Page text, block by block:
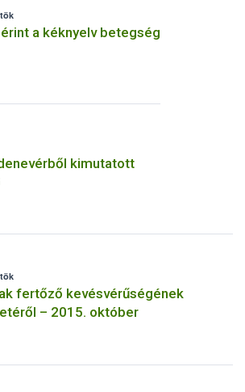
a kéknyelv betegség
kimutatott
fertőző kevésvérűségének
– 2015. október